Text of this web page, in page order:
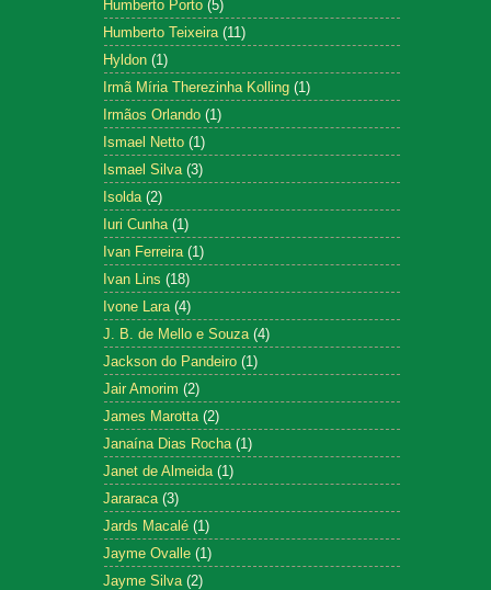
Humberto Porto (5)
Humberto Teixeira (11)
Hyldon (1)
Irmã Míria Therezinha Kolling (1)
Irmãos Orlando (1)
Ismael Netto (1)
Ismael Silva (3)
Isolda (2)
Iuri Cunha (1)
Ivan Ferreira (1)
Ivan Lins (18)
Ivone Lara (4)
J. B. de Mello e Souza (4)
Jackson do Pandeiro (1)
Jair Amorim (2)
James Marotta (2)
Janaína Dias Rocha (1)
Janet de Almeida (1)
Jararaca (3)
Jards Macalé (1)
Jayme Ovalle (1)
Jayme Silva (2)